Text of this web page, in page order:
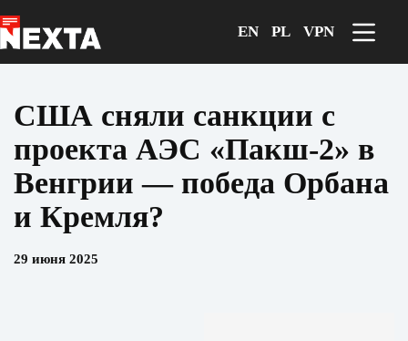
к
сути
EN PL VPN
США сняли санкции с
проекта АЭС «Пакш-2» в
Венгрии — победа Орбана
и Кремля?
29 июня 2025